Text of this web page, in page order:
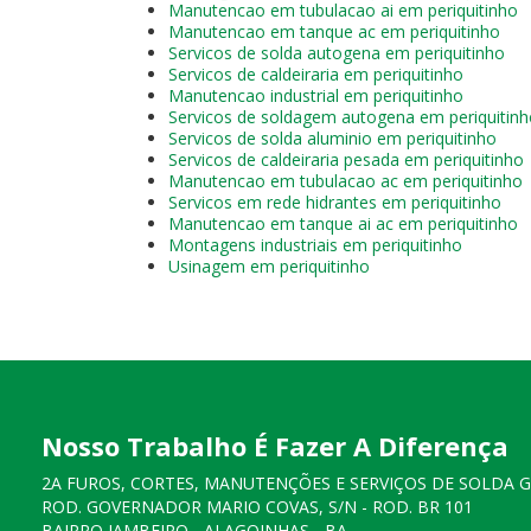
Manutencao em tubulacao ai em periquitinho
Manutencao em tanque ac em periquitinho
Servicos de solda autogena em periquitinho
Servicos de caldeiraria em periquitinho
Manutencao industrial em periquitinho
Servicos de soldagem autogena em
Servicos de solda aluminio em periquitinho
Servicos de caldeiraria pesada em periquitinho
Manutencao em tubulacao ac em periquitinho
Servicos em rede hidrantes em periquitinho
Manutencao em tanque ai ac em periquitinho
Montagens industriais em periquitinho
Usinagem em periquitinho
Nosso Trabalho É Fazer A Diferença
2A FUROS, CORTES, MANUTENÇÕES E SERVIÇOS DE SOLDA
ROD. GOVERNADOR MARIO COVAS, S/N - ROD. BR 101